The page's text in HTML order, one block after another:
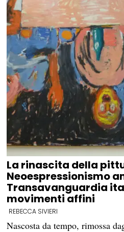
La rinascita della
Neoespressionismo
Transavanguardia
movimenti affini
REBECCA SIVIERI
Nascosta da tempo, rimossa